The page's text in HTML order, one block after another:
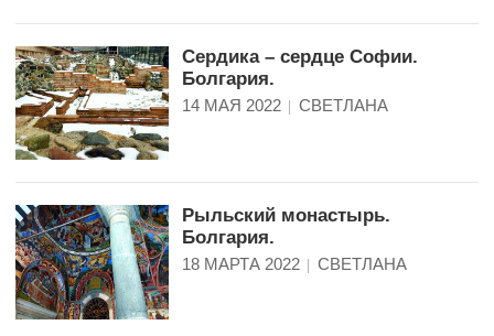
Сердика – сердце Софии.
Болгария.
14 МАЯ 2022 СВЕТЛАНА
Рыльский монастырь.
Болгария.
18 МАРТА 2022 СВЕТЛАНА